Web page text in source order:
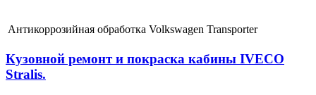
Антикоррозийная обработка Volkswagen Transporter
Кузовной ремонт и покраска кабины IVECO
Stralis.